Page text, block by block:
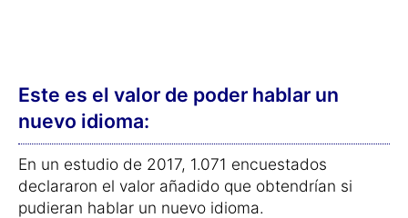
Este es el valor de poder hablar un
nuevo idioma:
En un estudio de 2017, 1.071 encuestados
declararon el valor añadido que obtendrían si
pudieran hablar un nuevo idioma.